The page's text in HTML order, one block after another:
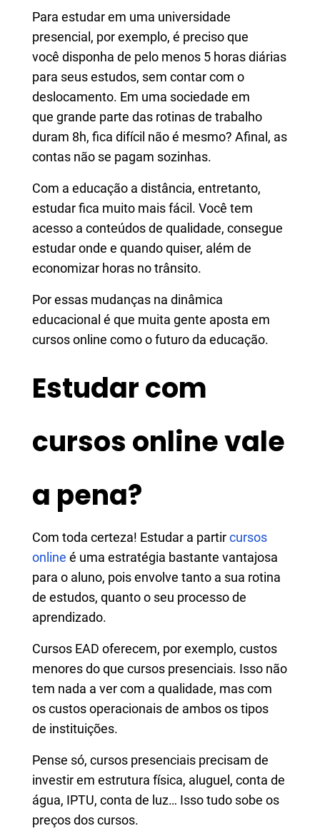
Para estudar em uma universidade
presencial, por exemplo, é preciso que
você disponha de pelo menos 5 horas diárias
para seus estudos, sem contar com o
deslocamento. Em uma sociedade em
que grande parte das rotinas de trabalho
duram 8h, fica difícil não é mesmo? Afinal, as
contas não se pagam sozinhas.
Com a educação a distância, entretanto,
estudar fica muito mais fácil. Você tem
acesso a conteúdos de qualidade, consegue
estudar onde e quando quiser, além de
economizar horas no trânsito.
Por essas mudanças na dinâmica
educacional é que muita gente aposta em
cursos online como o futuro da educação.
Estudar com
cursos online vale
a pena?
Com toda certeza! Estudar a partircursos
online é uma estratégia bastante vantajosa
para o aluno, pois envolve tanto a sua rotina
de estudos, quanto o seu processo de
aprendizado.
Cursos EAD oferecem, por exemplo, custos
menores do que cursos presenciais. Isso não
tem nada a ver com a qualidade, mas com
os custos operacionais de ambos os tipos
de instituições.
Pense só, cursos presenciais precisam de
investir em estrutura física, aluguel, conta de
água, IPTU, conta de luz… Isso tudo sobe os
preços dos cursos.